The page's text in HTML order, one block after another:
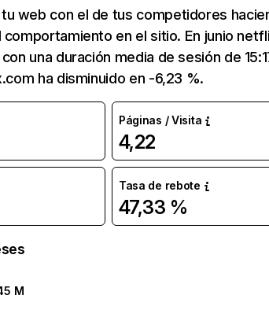
web con el de tus competidores
en el sitio. En junio
una duración media de sesión de
ha disminuido en -6,23 %.
Páginas / Visita
4,22
Tasa de rebote
47,33 %
M